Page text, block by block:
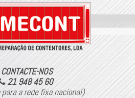
CONTACTE-NOS
21 948 45 60
para a rede fixa nacional)